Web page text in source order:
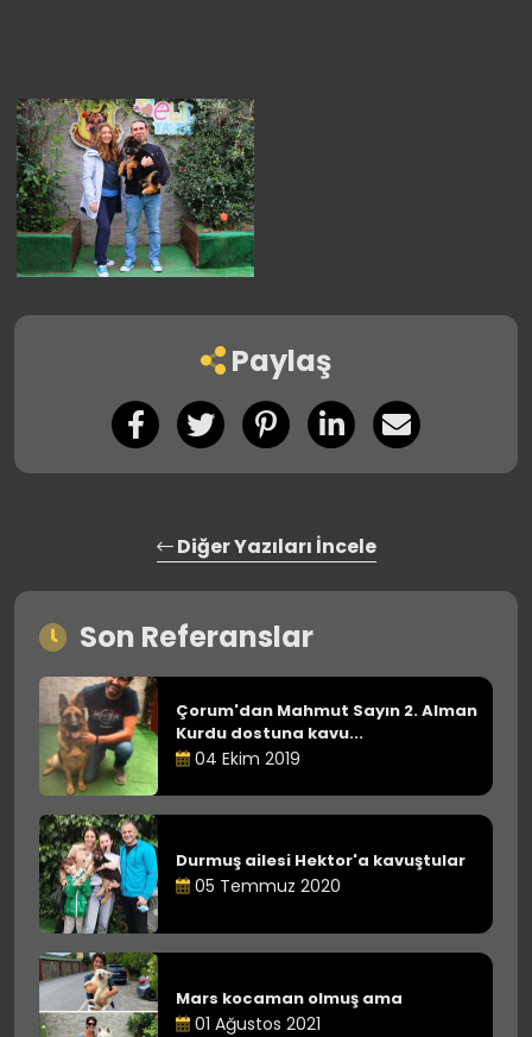
Paylaş
Diğer Yazıları İncele
Son Referanslar
Çorum'dan Mahmut Sayın 2. Alman
Kurdu dostuna kavu...
04 Ekim 2019
Durmuş ailesi Hektor'a kavuştular
05 Temmuz 2020
Mars kocaman olmuş ama
01 Ağustos 2021